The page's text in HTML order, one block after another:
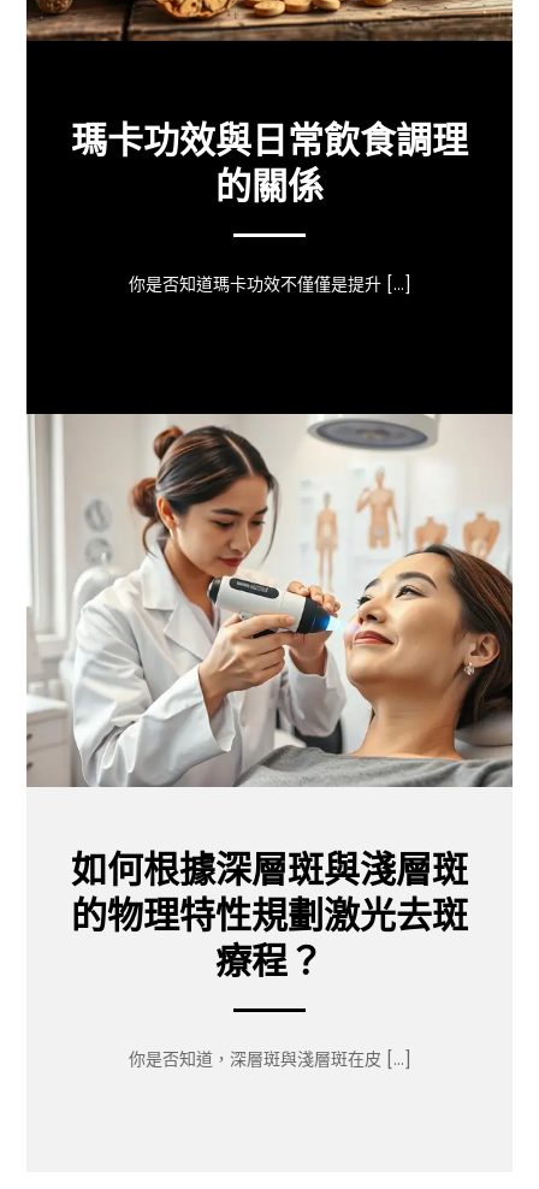
瑪卡功效與日常飲食調理
的關係
你是否知道瑪卡功效不僅僅是提升 […]
如何根據深層斑與淺層斑
的物理特性規劃激光去斑
療程？
你是否知道，深層斑與淺層斑在皮 […]